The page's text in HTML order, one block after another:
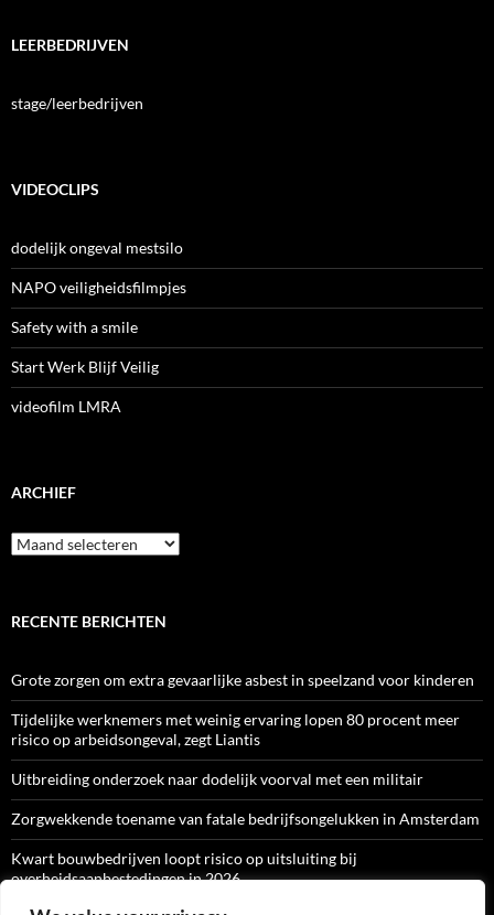
LEERBEDRIJVEN
stage/leerbedrijven
VIDEOCLIPS
dodelijk ongeval mestsilo
NAPO veiligheidsfilmpjes
Safety with a smile
Start Werk Blijf Veilig
videofilm LMRA
ARCHIEF
Archief
RECENTE BERICHTEN
Grote zorgen om extra gevaarlijke asbest in speelzand voor kinderen
Tijdelijke werknemers met weinig ervaring lopen 80 procent meer
risico op arbeidsongeval, zegt Liantis
Uitbreiding onderzoek naar dodelijk voorval met een militair
Zorgwekkende toename van fatale bedrijfsongelukken in Amsterdam
Kwart bouwbedrijven loopt risico op uitsluiting bij
overheidsaanbestedingen in 2026